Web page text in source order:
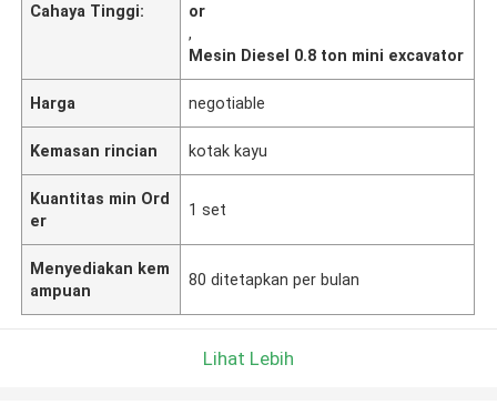
Cahaya Tinggi:
or
,
Mesin Diesel 0.8 ton mini excavator
Harga negotiable
Kemasan rincian kotak kayu
Kuantitas min Ord
er
1 set
Menyediakan kem
ampuan
80 ditetapkan per bulan
Lihat Lebih